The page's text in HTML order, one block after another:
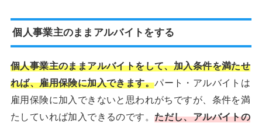
個人事業主のままアルバイトをする
個人事業主のままアルバイトをして、加入条件を満たせ
れば、雇用保険に加入できます。パート・アルバイトは
雇用保険に加入できないと思われがちですが、条件を満
たしていれば加入できるのです。ただし、アルバイトの